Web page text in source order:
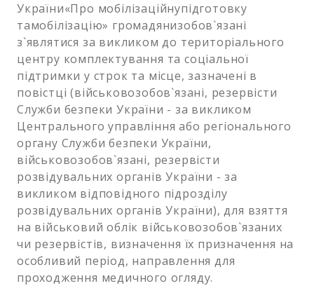
України«Про мобілізаційнупідготовку
тамобілізацію» громадянизобов`язані
з`являтися за викликом до територіального
центру комплектування та соціальної
підтримки у строк та місце, зазначені в
повістці (військовозобов`язані, резервісти
Служби безпеки України - за викликом
Центрального управління або регіонального
органу Служби безпеки України,
військовозобов`язані, резервісти
розвідувальних органів України - за
викликом відповідного підрозділу
розвідувальних органів України), для взяття
на військовий облік військовозобов`язаних
чи резервістів, визначення їх призначення на
особливий період, направлення для
проходження медичного огляду.